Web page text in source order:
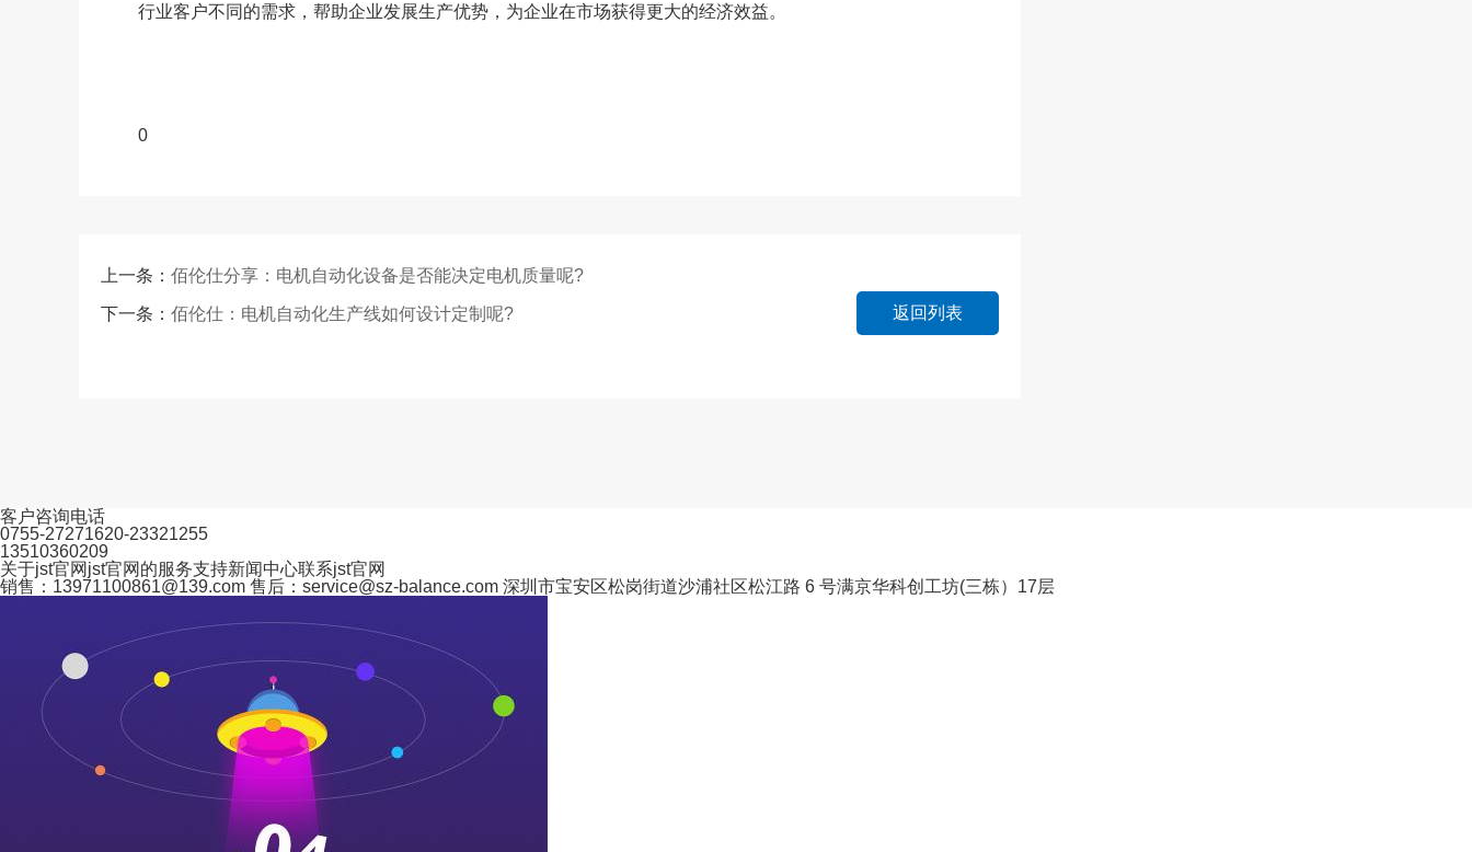
行业客户不同的需求，帮助企业发展生产优势，为企业在市场获得更大的经济效益。
0
上一条： 佰伦仕分享：电机自动化设备是否能决定电机质量呢?
下一条： 佰伦仕：电机自动化生产线如何设计定制呢? 返回列表
客户咨询电话
0755-27271620-23321255
13510360209
关于jst官网 jst官网的服务支持新闻中心联系jst官网
销售： 13971100861@139.com 售后： service@sz-balance.com 深圳市宝安区松岗街道沙浦社区松江路 6 号满京华科创工坊(三栋）17层